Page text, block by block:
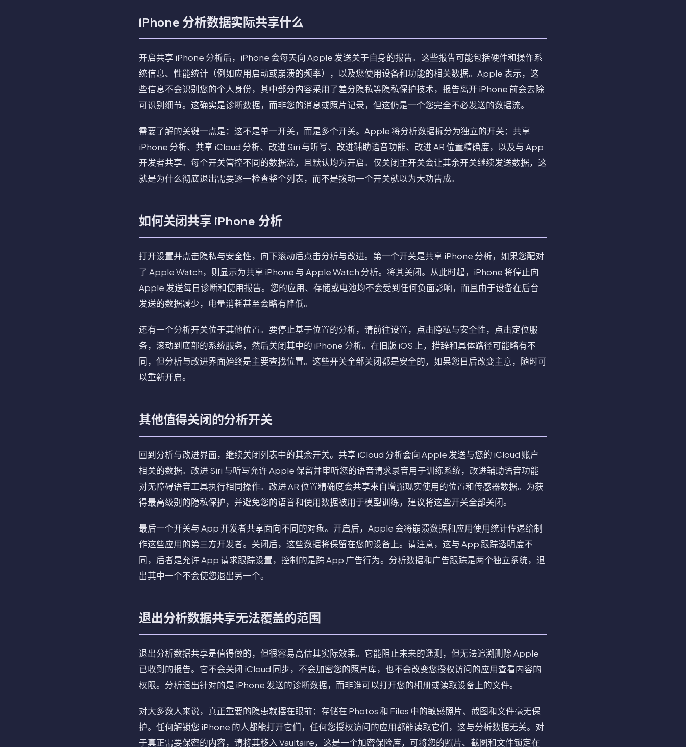
iPhone 分析数据实际共享什么
开启共享 iPhone 分析后，iPhone 会每天向 Apple 发送关于自身的报告。这些报告可能包括硬件和操作系
统信息、性能统计（例如应用启动或崩溃的频率），以及您使用设备和功能的相关数据。Apple 表示，这
些信息不会识别您的个人身份，其中部分内容采用了差分隐私等隐私保护技术，报告离开 iPhone 前会去除
可识别细节。这确实是诊断数据，而非您的消息或照片记录，但这仍是一个您完全不必发送的数据流。
需要了解的关键一点是：这不是单一开关，而是多个开关。Apple 将分析数据拆分为独立的开关：共享
iPhone 分析、共享 iCloud 分析、改进 Siri 与听写、改进辅助语音功能、改进 AR 位置精确度，以及与 App
开发者共享。每个开关管控不同的数据流，且默认均为开启。仅关闭主开关会让其余开关继续发送数据，这
就是为什么彻底退出需要逐一检查整个列表，而不是拨动一个开关就以为大功告成。
如何关闭共享 iPhone 分析
打开设置并点击隐私与安全性，向下滚动后点击分析与改进。第一个开关是共享 iPhone 分析，如果您配对
了 Apple Watch，则显示为共享 iPhone 与 Apple Watch 分析。将其关闭。从此时起，iPhone 将停止向
Apple 发送每日诊断和使用报告。您的应用、存储或电池均不会受到任何负面影响，而且由于设备在后台
发送的数据减少，电量消耗甚至会略有降低。
还有一个分析开关位于其他位置。要停止基于位置的分析，请前往设置，点击隐私与安全性，点击定位服
务，滚动到底部的系统服务，然后关闭其中的 iPhone 分析。在旧版 iOS 上，措辞和具体路径可能略有不
同，但分析与改进界面始终是主要查找位置。这些开关全部关闭都是安全的，如果您日后改变主意，随时可
以重新开启。
其他值得关闭的分析开关
回到分析与改进界面，继续关闭列表中的其余开关。共享 iCloud 分析会向 Apple 发送与您的 iCloud 账户
相关的数据。改进 Siri 与听写允许 Apple 保留并审听您的语音请求录音用于训练系统，改进辅助语音功能
对无障碍语音工具执行相同操作。改进 AR 位置精确度会共享来自增强现实使用的位置和传感器数据。为获
得最高级别的隐私保护，并避免您的语音和使用数据被用于模型训练，建议将这些开关全部关闭。
最后一个开关与 App 开发者共享面向不同的对象。开启后，Apple 会将崩溃数据和应用使用统计传递给制
作这些应用的第三方开发者。关闭后，这些数据将保留在您的设备上。请注意，这与 App 跟踪透明度不
同，后者是允许 App 请求跟踪设置，控制的是跨 App 广告行为。分析数据和广告跟踪是两个独立系统，退
出其中一个不会使您退出另一个。
退出分析数据共享无法覆盖的范围
退出分析数据共享是值得做的，但很容易高估其实际效果。它能阻止未来的遥测，但无法追溯删除 Apple
已收到的报告。它不会关闭 iCloud 同步，不会加密您的照片库，也不会改变您授权访问的应用查看内容的
权限。分析退出针对的是 iPhone 发送的诊断数据，而非谁可以打开您的相册或读取设备上的文件。
对大多数人来说，真正重要的隐患就摆在眼前：存储在 Photos 和 Files 中的敏感照片、截图和文件毫无保
护。任何解锁您 iPhone 的人都能打开它们，任何您授权访问的应用都能读取它们，这与分析数据无关。对
于真正需要保密的内容，请将其移入 Vaultaire，这是一个加密保险库，可将您的照片、截图和文件锁定在